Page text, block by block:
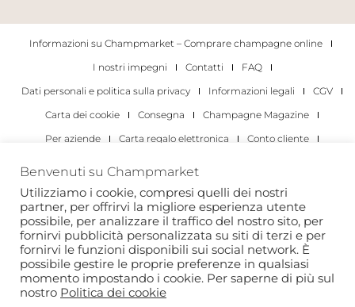
Informazioni su Champmarket – Comprare champagne online
I nostri impegni
Contatti
FAQ
Dati personali e politica sulla privacy
Informazioni legali
CGV
Carta dei cookie
Consegna
Champagne Magazine
Per aziende
Carta regalo elettronica
Conto cliente
Per gli individui
Per le aziende
Copyright 2022 © tutti i diritti riservati. Champmarket.
Benvenuti su Champmarket
Utilizziamo i cookie, compresi quelli dei nostri
partner, per offrirvi la migliore esperienza utente
possibile, per analizzare il traffico del nostro sito, per
fornirvi pubblicità personalizzata su siti di terzi e per
fornirvi le funzioni disponibili sui social network. È
possibile gestire le proprie preferenze in qualsiasi
momento impostando i cookie. Per saperne di più sul
nostro Politica dei cookie